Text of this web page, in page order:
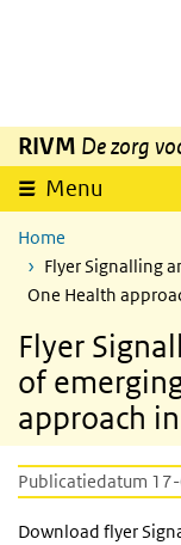
Overslaan en naar de
RIVM De zorg
Menu
Home
Flyer Signalling
One Health
Flyer
of
approach
Publicatiedatum
Download flyer